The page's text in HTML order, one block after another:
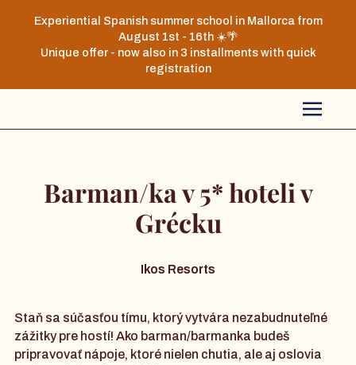
Experiential Spanish summer school in Mallorca from
August 1st - 16th ☀️🌴
Unique offer - now also in 3 installments with quick
registration
Barman/ka v 5* hoteli v
Grécku
Ikos Resorts
Staň sa súčasťou tímu, ktorý vytvára nezabudnuteľné
zážitky pre hostí! Ako barman/barmanka budeš
pripravovať nápoje, ktoré nielen chutia, ale aj oslovia